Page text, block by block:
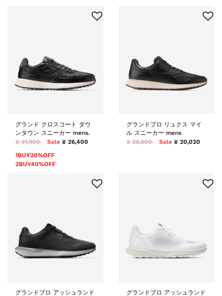
グランド クロスコート ダウ
ンタウン スニーカー mens.
¥ 31,900
Sale ¥ 26,400
1BUY20%OFF
2BUY40%OFF
グランドプロ リュクス マイ
ル スニーカー mens
¥ 28,600
Sale ¥ 20,020
グランドプロ アッシュランド
グランドプロ アッシュランド